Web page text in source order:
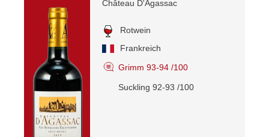
Château D'Agassac
Rotwein
Frankreich
Grimm 93-94 /100
Suckling 92-93 /100